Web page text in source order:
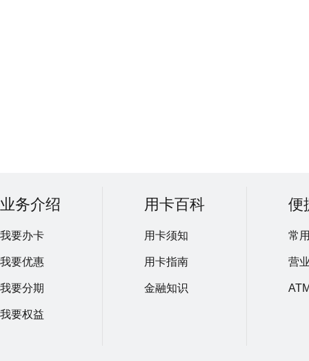
业务介绍
我要办卡
我要优惠
我要分期
我要权益
用卡百科
用卡须知
用卡指南
金融知识
便
常
营